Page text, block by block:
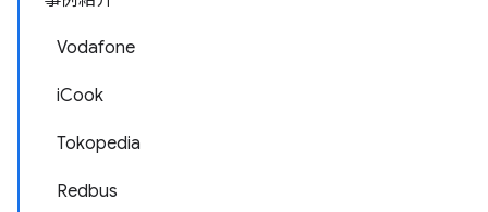
Vodafone
iCook
Tokopedia
Redbus